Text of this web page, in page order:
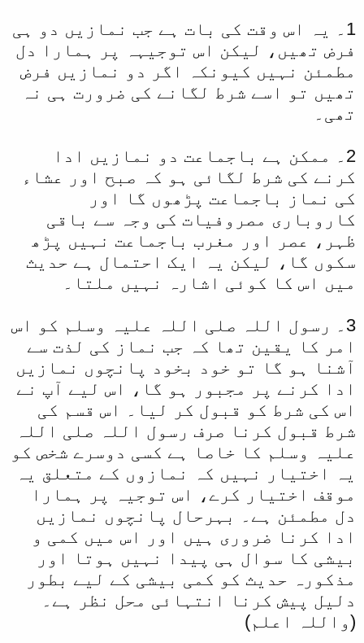
1۔ یہ اس وقت کی بات ہے جب نمازیں دو ہی
فرض تھیں، لیکن اس توجیہہ پر ہمارا دل
مطمئن نہیں کیونکہ اگر دو نمازیں فرض
تھیں تو اسے شرط لگانے کی ضرورت ہی نہ
تھی۔
2۔ ممکن ہے باجماعت دو نمازیں ادا
کرنے کی شرط لگائی ہو کہ صبح اور عشاء
کی نماز باجماعت پڑھوں گا اور
کاروباری مصروفیات کی وجہ سے باقی
ظہر، عصر اور مغرب باجماعت نہیں پڑھ
سکوں گا، لیکن یہ ایک احتمال ہے حدیث
میں اس کا کوئی اشارہ نہیں ملتا۔
3۔ رسول اللہ صلی اللہ علیہ وسلم کو اس
امر کا یقین تھا کہ جب نماز کی لذت سے
آشنا ہو گا تو خود بخود پانچوں نمازیں
ادا کرنے پر مجبور ہو گا، اس لیے آپ نے
اس کی شرط کو قبول کر لیا۔ اس قسم کی
شرط قبول کرنا صرف رسول اللہ صلی اللہ
علیہ وسلم کا خاصا ہے کسی دوسرے شخص کو
یہ اختیار نہیں کہ نمازوں کے متعلق یہ
موقف اختیار کرے، اس توجیہ پر ہمارا
دل مطمئن ہے۔ بہرحال پانچوں نمازیں
ادا کرنا ضروری ہیں اور اس میں کمی و
بیشی کا سوال ہی پیدا نہیں ہوتا اور
مذکورہ حدیث کو کمی بیشی کے لیے بطور
دلیل پیش کرنا انتہائی محل نظر ہے۔
(واللہ اعلم)